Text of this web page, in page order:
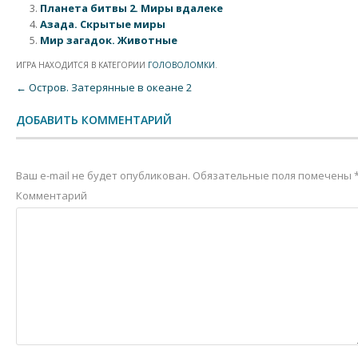
Планета битвы 2. Миры вдалеке
Азада. Скрытые миры
Мир загадок. Животные
ИГРА НАХОДИТСЯ В КАТЕГОРИИ ГОЛОВОЛОМКИ.
Post navigation
← Остров. Затерянные в океане 2
ДОБАВИТЬ КОММЕНТАРИЙ
Ваш e-mail не будет опубликован. Обязательные поля помечены
Комментарий